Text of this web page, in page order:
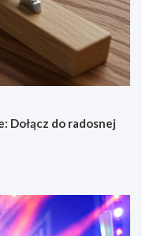
Dołącz do radosnej